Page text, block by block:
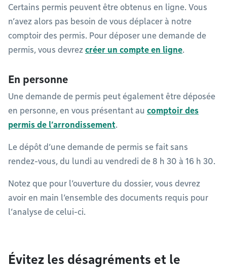
Certains permis peuvent être obtenus en ligne. Vous
n’avez alors pas besoin de vous déplacer à notre
comptoir des permis. Pour déposer une demande de
permis, vous devrez créer un compte en ligne.
En personne
Une demande de permis peut également être déposée
en personne, en vous présentant au comptoir des
permis de l’arrondissement.
Le dépôt d’une demande de permis se fait sans
rendez-vous, du lundi au vendredi de 8 h 30 à 16 h 30.
Notez que pour l’ouverture du dossier, vous devrez
avoir en main l’ensemble des documents requis pour
l’analyse de celui-ci.
Évitez les désagréments et le